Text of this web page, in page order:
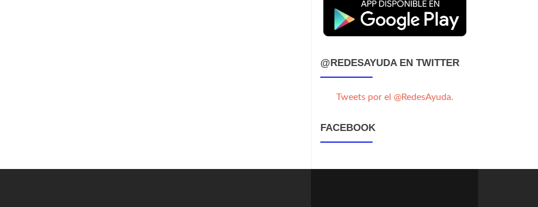
@REDESAYUDA EN TWITTER
Tweets por el @RedesAyuda.
FACEBOOK